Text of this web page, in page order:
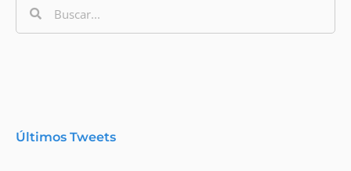
Últimos Tweets